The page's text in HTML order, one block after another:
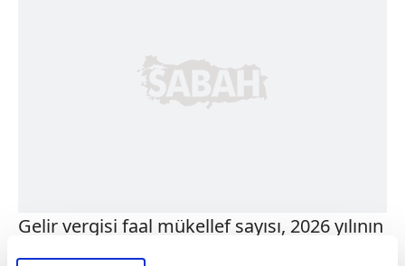
Gelir vergisi faal mükellef sayısı, 2026 yılının
ilk ayında bir önceki aya göre düşüş